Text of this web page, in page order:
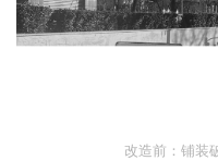
改造前：铺装